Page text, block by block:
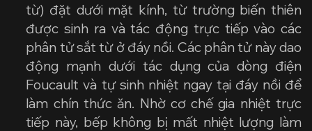
từ) đặt dưới mặt kính, từ trường biến thiên
được sinh ra và tác động trực tiếp vào các
phân tử sắt từ ở đáy nồi. Các phân tử này dao
động mạnh dưới tác dụng của dòng điện
Foucault và tự sinh nhiệt ngay tại đáy nồi để
làm chín thức ăn. Nhờ cơ chế gia nhiệt trực
tiếp này, bếp không bị mất nhiệt lượng làm